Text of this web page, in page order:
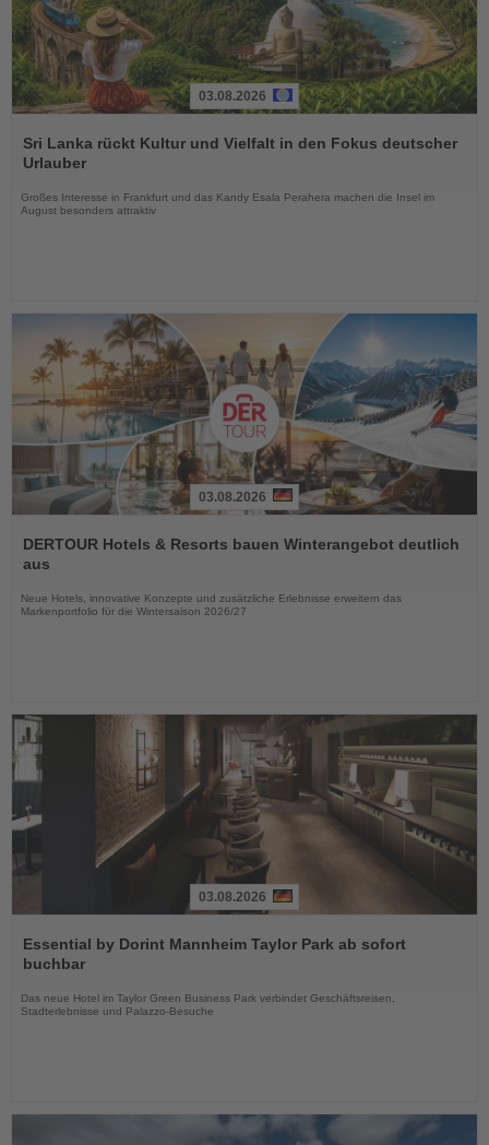
Sie
die
03.08.2026
Sri Lanka rückt Kultur und Vielfalt in den Fokus deutscher
Urlauber
Großes Interesse in Frankfurt und das Kandy Esala Perahera machen die Insel im
August besonders attraktiv
Sie
die
03.08.2026
DERTOUR Hotels & Resorts bauen Winterangebot deutlich
aus
Neue Hotels, innovative Konzepte und zusätzliche Erlebnisse erweitern das
Markenportfolio für die Wintersaison 2026/27
Sie
die
03.08.2026
Essential by Dorint Mannheim Taylor Park ab sofort
buchbar
Das neue Hotel im Taylor Green Business Park verbindet Geschäftsreisen,
Stadterlebnisse und Palazzo-Besuche